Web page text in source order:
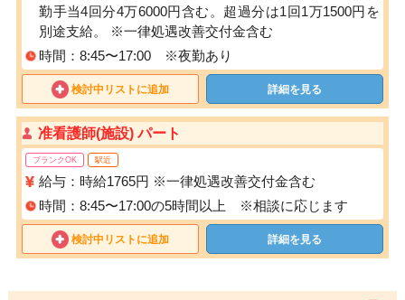
勤手当4回分4万6000円含む。超過分は1回1万1500円を
別途支給。 ※一律処遇改善交付金含む
時間：8:45〜17:00 ※夜勤あり
検討中リストに追加 詳細を見る
准看護師(施設) パート
ブランクOK 駅近
給与：時給1765円 ※一律処遇改善交付金含む
時間：8:45〜17:00の5時間以上 ※相談に応じます
検討中リストに追加 詳細を見る